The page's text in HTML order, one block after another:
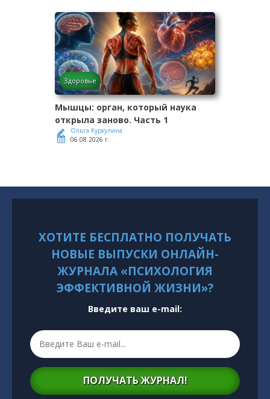
Здоровье
Мышцы: орган, который наука
открыла заново. Часть 1
Ольга Куркулина
06.08.2026 г.
ХОТИТЕ БЕСПЛАТНО ПОЛУЧАТЬ
НОВЫЕ ВЫПУСКИ ОНЛАЙН-
ЖУРНАЛА «ПСИХОЛОГИЯ
ЭФФЕКТИВНОЙ ЖИЗНИ»?
Введите ваш e-mail:
ПОЛУЧАТЬ ЖУРНАЛ!